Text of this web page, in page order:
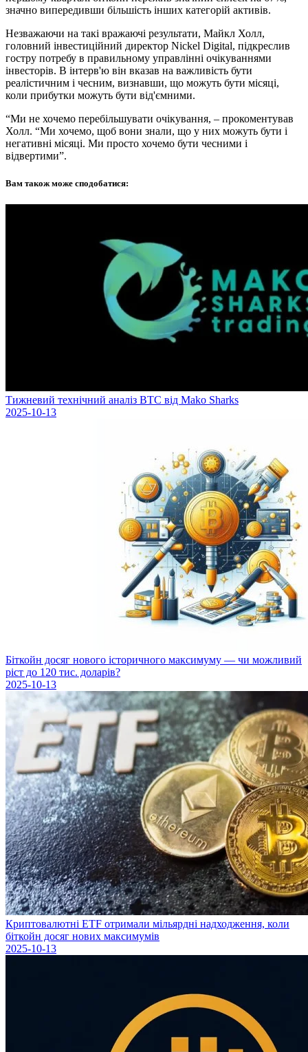
значно випередивши більшість інших категорій активів.
Незважаючи на такі вражаючі результати, Майкл Холл,
головний інвестиційний директор Nickel Digital, підкреслив
гостру потребу в правильному управлінні очікуваннями
інвесторів. В інтерв'ю він вказав на важливість бути
реалістичним і чесним, визнавши, що можуть бути місяці,
коли прибутки можуть бути від'ємними.
“Ми не хочемо перебільшувати очікування, – прокоментував
Холл. “Ми хочемо, щоб вони знали, що у них можуть бути і
негативні місяці. Ми просто хочемо бути чесними і
відвертими”.
Вам також може сподобатися:
Тижневий технічний аналіз BTC від Mako Sharks
2025-10-13
Біткойн досяг нового історичного максимуму — чи можливий
ріст до 120 тис. доларів?
2025-10-13
Криптовалютні ETF отримали мільярдні надходження, коли
біткойн досяг нових максимумів
2025-10-13